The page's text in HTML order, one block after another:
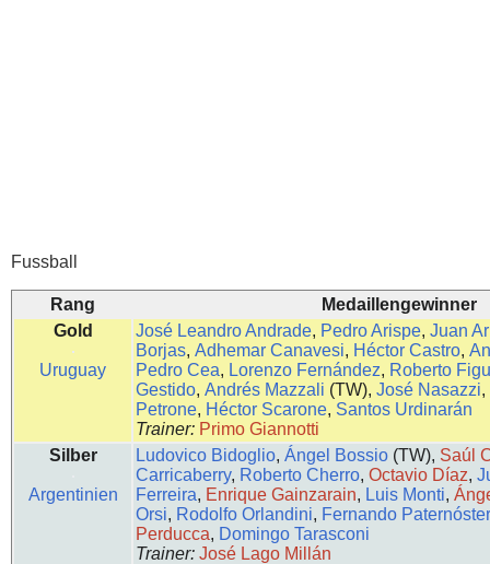
Fussball
Rang
Medaillengewinner
Gold
Uruguay
José Leandro Andrade, Pedro Arispe, Juan
Borjas, Adhemar Canavesi, Héctor Castro,
Pedro Cea, Lorenzo Fernández, Roberto
Gestido, Andrés Mazzali (TW), José Nasazzi,
Petrone, Héctor Scarone, Santos Urdinarán
Trainer: Primo Giannotti
Silber
Argentinien
Ludovico Bidoglio, Ángel Bossio (TW), Saúl
Carricaberry, Roberto Cherro, Octavio Díaz,
Ferreira, Enrique Gainzarain, Luis Monti,
Orsi, Rodolfo Orlandini, Fernando Paternóster
Perducca, Domingo Tarasconi
Trainer: José Lago Millán